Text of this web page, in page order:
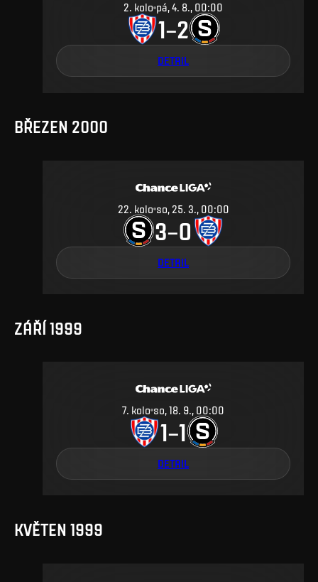
2. kolo pá, 4. 8., 00:00
1–2
DETAIL
BŘEZEN 2000
22 kolo so, 25. 3., 00:00
3–0
DETAIL
ZÁŘÍ 1999
7. kolo so, 18. 9., 00:00
1–1
DETAIL
KVĚTEN 1999